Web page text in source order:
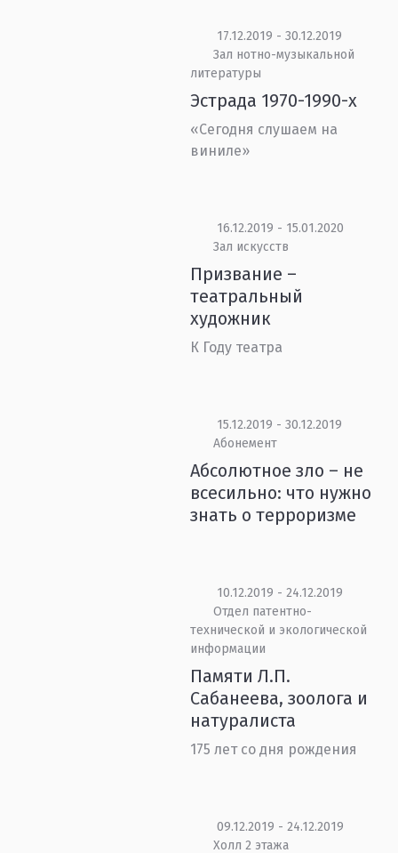
17.12.2019 - 30.12.2019
Зал нотно-музыкальной
литературы
Эстрада 1970-1990-х
«Сегодня слушаем на
виниле»
16.12.2019 - 15.01.2020
Зал искусств
Призвание –
театральный
художник
К Году театра
15.12.2019 - 30.12.2019
Абонемент
Абсолютное зло – не
всесильно: что нужно
знать о терроризме
10.12.2019 - 24.12.2019
Отдел патентно-
технической и экологической
информации
Памяти Л.П.
Сабанеева, зоолога и
натуралиста
175 лет со дня рождения
09.12.2019 - 24.12.2019
Холл 2 этажа